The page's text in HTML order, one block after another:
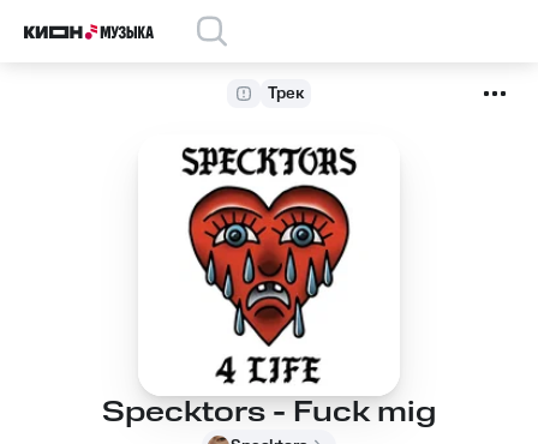
Трек
Specktors - Fuck mig